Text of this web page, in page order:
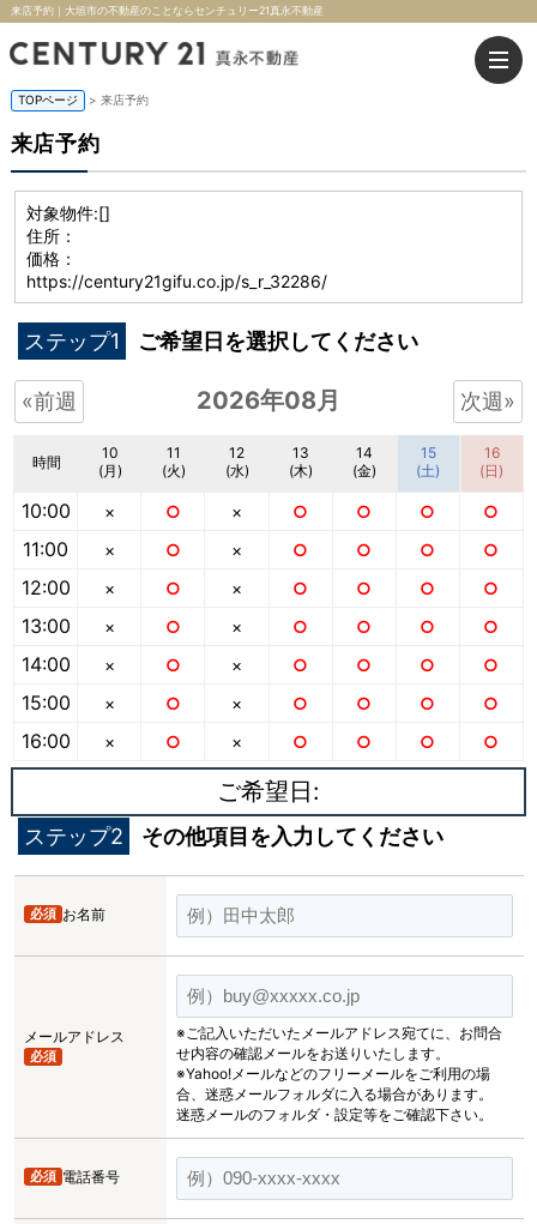
来店予約｜大垣市の不動産のことならセンチュリー21真永不動産
TOPページ > 来店予約
来店予約
対象物件:[]
住所：
価格：
https://century21gifu.co.jp/s_r_32286/
ステップ1 ご希望日を選択してください
«前週 2026年08月 次週»
時間
10:00
11:00
12:00
13:00
14:00
15:00
16:00
10
(月)
×
×
×
×
×
×
×
11
(火)
○
○
○
○
○
○
○
12
(水)
×
×
×
×
×
×
×
13
(木)
○
○
○
○
○
○
○
14
(金)
○
○
○
○
○
○
○
15
(土)
○
○
○
○
○
○
○
16
(日)
○
○
○
○
○
○
○
ご希望日:
ステップ2 その他項目を入力してください
お名前
必須
メールアドレス
必須
※ご記入いただいたメールアドレス宛てに、お問合
せ内容の確認メールをお送りいたします。
※Yahoo!メールなどのフリーメールをご利用の場
合、迷惑メールフォルダに入る場合があります。
迷惑メールのフォルダ・設定等をご確認下さい。
電話番号
必須